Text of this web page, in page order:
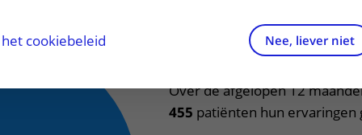
en voorzieningen
Contact met polikliniek
Zorgverlenersportaal
Polikliniek
Over de afgelopen 12
455 patiënten hun ervaringen
cookiebeleid Nee, liever niet